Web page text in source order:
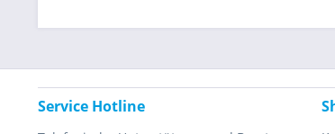
Service Hotline